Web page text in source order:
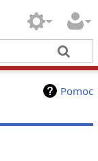
Pomoc